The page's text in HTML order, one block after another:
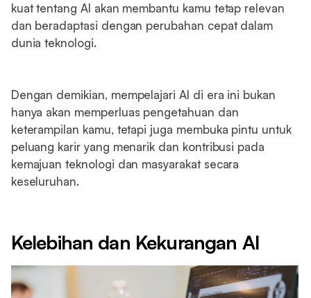
kuat tentang AI akan membantu kamu tetap relevan
dan beradaptasi dengan perubahan cepat dalam
dunia teknologi.
Dengan demikian, mempelajari AI di era ini bukan
hanya akan memperluas pengetahuan dan
keterampilan kamu, tetapi juga membuka pintu untuk
peluang karir yang menarik dan kontribusi pada
kemajuan teknologi dan masyarakat secara
keseluruhan.
Kelebihan dan Kekurangan AI